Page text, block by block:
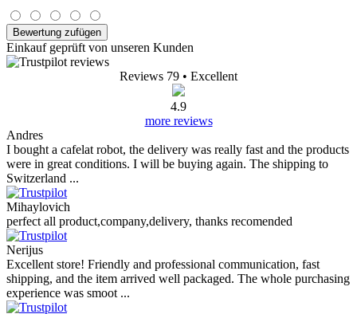
Bewertung zufügen
Einkauf geprüft von unseren Kunden
Reviews 79 • Excellent
4.9
more reviews
Andres
I bought a cafelat robot, the delivery was really fast and the products
were in great conditions. I will be buying again. The shipping to
Switzerland ...
Mihaylovich
perfect all product,company,delivery, thanks recomended
Nerijus
Excellent store! Friendly and professional communication, fast
shipping, and the item arrived well packaged. The whole purchasing
experience was smoot ...